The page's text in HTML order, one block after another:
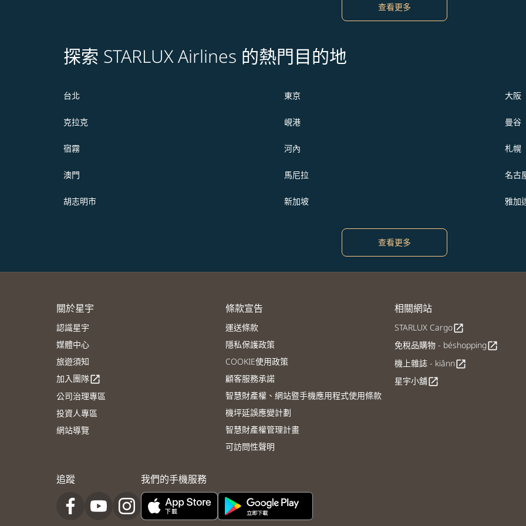
查看更多
探索 STARLUX Airlines 的熱門目的地
台北 東京 大阪
克拉克 峴港 曼谷
宿霧 河內 札幌
澳門 馬尼拉 名古
胡志明市 新加坡 雅加
查看更多
關於星宇
認識星宇
媒體中心
旅遊須知
加入團隊open_in_new
公司治理專區
投資人專區
網站導覽
條款宣告
運送條款
隱私保護政策
COOKIE使用政策
顧客服務承諾
智慧財產權、網站暨手機應用程式使用條款
機坪延誤應變計劃
智慧財產權管理計畫
可訪問性聲明
相關網站
STARLUX Cargoopen_in_new
免稅品購物 - béshoppingopen_in_new
機上雜誌 - kiânnopen_in_new
星宇小舖open_in_new
追蹤 我們的手機服務